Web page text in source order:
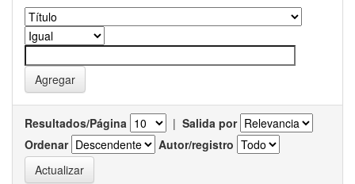
Resultados/Página | Salida por
Ordenar
Autor/registro